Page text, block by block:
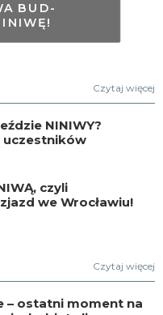
BUD-
Czytaj więcej
NINIWY?
uczestników
czyli
we Wrocławiu!
Czytaj więcej
– ostatni moment na